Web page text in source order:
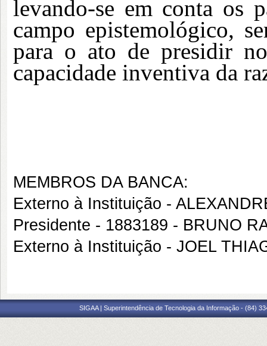
levando-se em conta os
campo epistemológico,
para o ato de presidir
capacidade inventiva da
MEMBROS DA BANCA:
Externo à Instituição -
Presidente - 1883189 - BRUNO
Externo à Instituição - JOEL
SIGAA | Superintendência de Tecnologia da Informação - (84)